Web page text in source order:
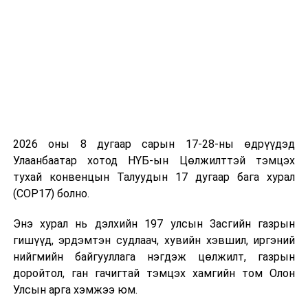
цаасыг 2020 оны II улиралд багтаан авах зэрэг санал
гаргасныг хуралдаанд оролцсон гишүүдийн олонх
дэмжээгүй байна.
холбогдуулан УИХ-ын гишүүн Л.Болд, Д.Эрдэнэбат,
Л.Элдэв-очир нар асуулт асууж, байр сууриа
илэрхийлсэн. Дараа нь зарчмын зөрүүтэй саналын
томъёоллуудаар тус бүрд нь санал хураалт явуулан
шийдвэрлэлээ. Тухайлбал, төслийн 2 дугаар зүйлийн 8
2026 оны 8 дугаар сарын 17-28-ны өдрүүдэд
Улаанбаатар хотод НҮБ-ын Цөлжилттэй тэмцэх
тухай конвенцын Талуудын 17 дугаар бага хурал
(COP17) болно.
Энэ хурал нь дэлхийн 197 улсын Засгийн газрын
гишүүд, эрдэмтэн судлаач, хувийн хэвшил, иргэний
нийгмийн байгууллага нэгдэж цөлжилт, газрын
доройтол, ган гачигтай тэмцэх хамгийн том Олон
Улсын арга хэмжээ юм.